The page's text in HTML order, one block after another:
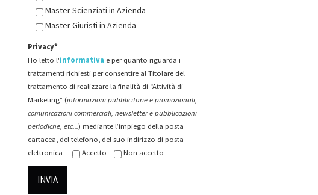
Master Scienziati in Azienda
Master Giuristi in Azienda
Privacy*
Ho letto l'informativa e per quanto riguarda i
trattamenti richiesti per consentire al Titolare del
trattamento di realizzare la finalità di “Attività di
Marketing” (informazioni pubblicitarie e promozionali,
comunicazioni commerciali, newsletter e pubblicazioni
periodiche, etc...) mediante l’impiego della posta
cartacea, del telefono, del suo indirizzo di posta
elettronica
Accetto Non accetto